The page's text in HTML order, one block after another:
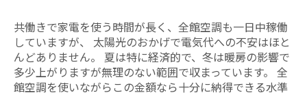
共働きで家電を使う時間が長く、全館空調も一日中稼働
していますが、 太陽光のおかげで電気代への不安はほと
んどありません。 夏は特に経済的で、冬は暖房の影響で
多少上がりますが無理のない範囲で収まっています。 全
館空調を使いながらこの金額なら十分に納得できる水準